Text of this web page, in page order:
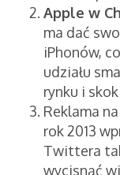
Apple w
ma dać
iPhonów,
udziału
rynku i
Reklama
rok 2013
Twittera
wycisnąć